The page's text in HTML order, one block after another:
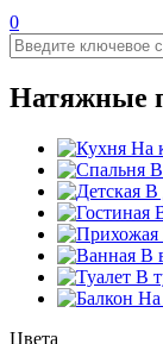
0
Натяжные
На
В
В
В
На
Цвета